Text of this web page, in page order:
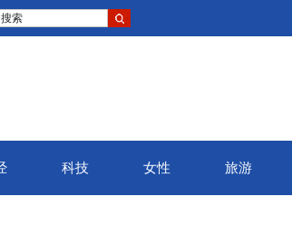
索
科技 女性 旅游